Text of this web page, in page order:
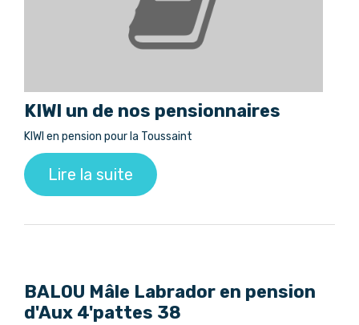
KIWI un de nos pensionnaires
KIWI en pension pour la Toussaint
Lire la suite
BALOU Mâle Labrador en pension
d'Aux 4'pattes 38